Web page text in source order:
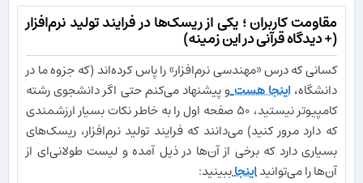
مقاومت کاربران ؛ یکی از ریسک‌ها در فرایند تولید نرم‌افزار
(+ دیدگاه قرآنی در این زمینه)
کسانی که درس «مهندسی نرم‌افزار» را پاس کرده‌اند (که جزوه ما در
دانشگاه، اینجا هستو پیشنهاد می‌کنم حتی اگر دانشجوی رشته
کامپیوتر نیستید، ۵۰ صفحه اول را به خاطر نکات بسیار ارزشمندی
که دارد مرور کنید) می‌دانند که فرایند تولید نر‌م‌افزار، ریسک‌های
بسیاری دارد که برخی از آن‌ها در ذیل آمده و لیست طولانی‌ای از
آن‌ها را می‌توانیداینجاببینید: